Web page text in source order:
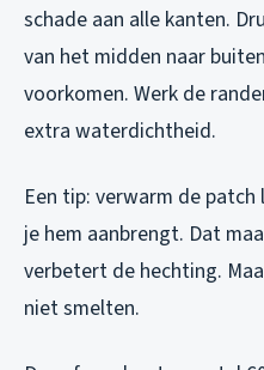
schade aan alle kanten.
van het midden naar
voorkomen. Werk de
extra waterdichtheid.
Een tip: verwarm de
je hem aanbrengt. Dat
verbetert de hechting.
niet smelten.